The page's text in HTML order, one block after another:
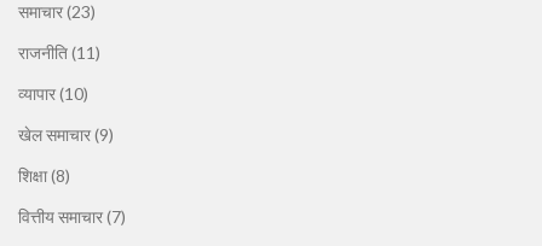
समाचार(23)
राजनीति(11)
व्यापार(10)
खेल समाचार(9)
शिक्षा(8)
वित्तीय समाचार(7)